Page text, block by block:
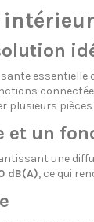
essentielle
et un
une
dB(A), ce qui